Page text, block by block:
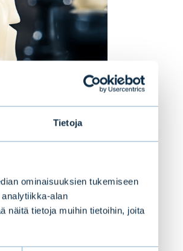
Tietoja
ominaisuuksien tukemiseen
alan
näitä tietoja muihin tietoihin, joita
aikaan